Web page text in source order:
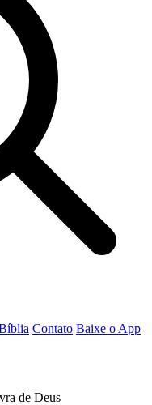
Contato Baixe o App
de Deus